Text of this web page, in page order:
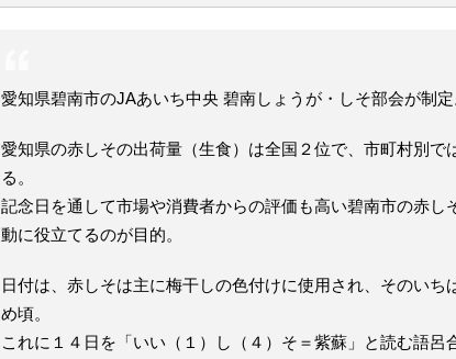
愛知県碧南市のJAあいち中央 碧南しょうが・しそ部会が制定
愛知県の赤しその出荷量（生食）は全国２位で、市町村別で
る。
記念日を通して市場や消費者からの評価も高い碧南市の赤し
動に役立てるのが目的。
日付は、赤しそは主に梅干しの色付けに使用され、そのいち
め頃。
これに１４日を「いい（１）し（４）そ＝紫蘇」と読む語呂